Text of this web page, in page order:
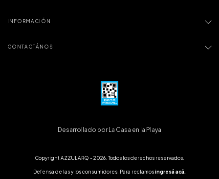
INFORMACIÓN
CONTACTÁNOS
Desarrollado por La Casa en la Playa
Copyright AZZULARQ - 2026. Todos los derechos reservados.
Defensa de las y los consumidores. Para reclamosingresá acá.